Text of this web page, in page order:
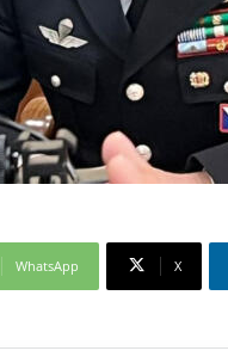
WhatsApp X